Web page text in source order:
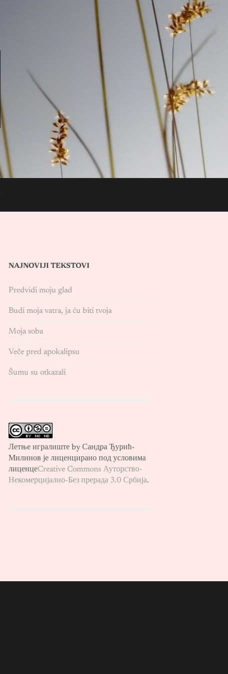
NAJNOVIJI TEKSTOVI
Predvidi moju glad
Budi moja vatra, ja ću biti tvoja
Moja soba
Veče pred apokalipsu
Šumu su otkazali
Летње игралиште by Сандра Ђурић-
Милинов је лиценцирано под условима
лиценцеCreative Commons Ауторство-
Некомерцијално-Без прерада 3.0 Србија.